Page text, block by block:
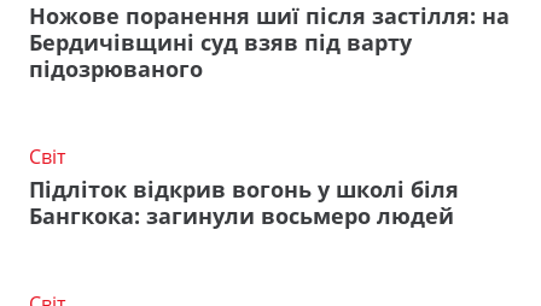
Ножове поранення шиї після застілля: на
Бердичівщині суд взяв під варту
підозрюваного
Світ
Підліток відкрив вогонь у школі біля
Бангкока: загинули восьмеро людей